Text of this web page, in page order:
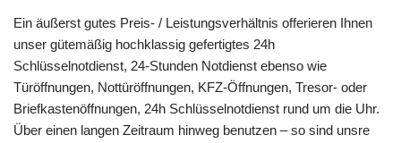
Ein äußerst gutes Preis- / Leistungsverhältnis offerieren Ihnen
unser gütemäßig hochklassig gefertigtes 24h
Schlüsselnotdienst, 24-Stunden Notdienst ebenso wie
Türöffnungen, Nottüröffnungen, KFZ-Öffnungen, Tresor- oder
Briefkastenöffnungen, 24h Schlüsselnotdienst rund um die Uhr.
Über einen langen Zeitraum hinweg benutzen – so sind unsre